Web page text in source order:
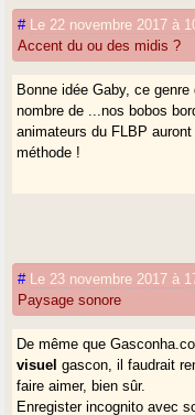
# Le 22 novembre 2017 à
Accent du ou des midis ?
Bonne idée Gaby, ce
nombre de ...nos bobos
animateurs du FLBP
méthode !
# Le 23 novembre 2017 à
Paysage sonore
De même que
visuel gascon, il faudrait
faire aimer, bien sûr.
Enregister incognito avec